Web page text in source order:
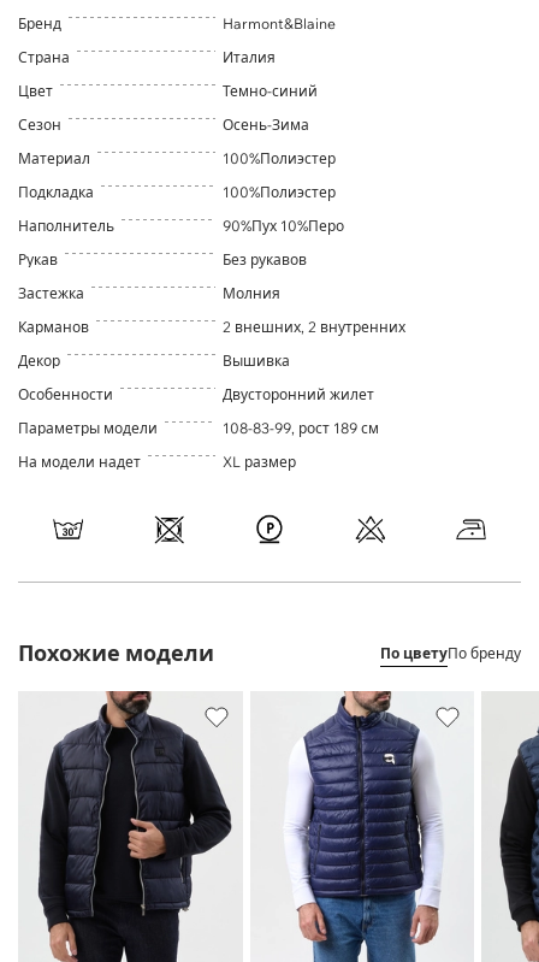
Бренд
Harmont&Blaine
Страна
Италия
Цвет
Темно-синий
Сезон
Осень-Зима
Материал
100%Полиэстер
Подкладка
100%Полиэстер
Наполнитель
90%Пух 10%Перо
Рукав
Без рукавов
Застежка
Молния
Карманов
2 внешних, 2 внутренних
Декор
Вышивка
Особенности
Двусторонний жилет
Параметры модели
108-83-99, рост 189 см
На модели надет
XL размер
Похожие модели По цветуПо бренду